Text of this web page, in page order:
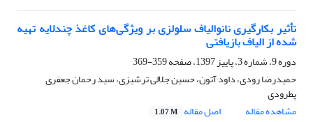
تأثیر بکارگیری نانوالیاف سلولزی بر ویژگی‌های کاغذ چندلایه تهیه
شده از الیاف بازیافتی
دوره 9، شماره 3، پاییز 1397، صفحه
359-369
حمیدرضا رودی، داود آتون، حسین جلالی ترشیزی، سید رحمان جعفری
پطرودی
مشاهده مقاله
اصل مقاله 1.07 M